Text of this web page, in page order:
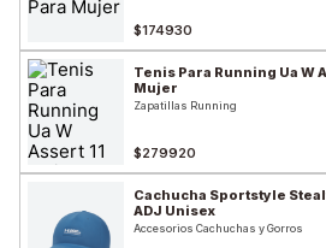
$174930
Tenis Para Running Ua W
Mujer
Zapatillas Running
$279920
Cachucha Sportstyle
ADJ Unisex
Accesorios Cachuchas y Gorros